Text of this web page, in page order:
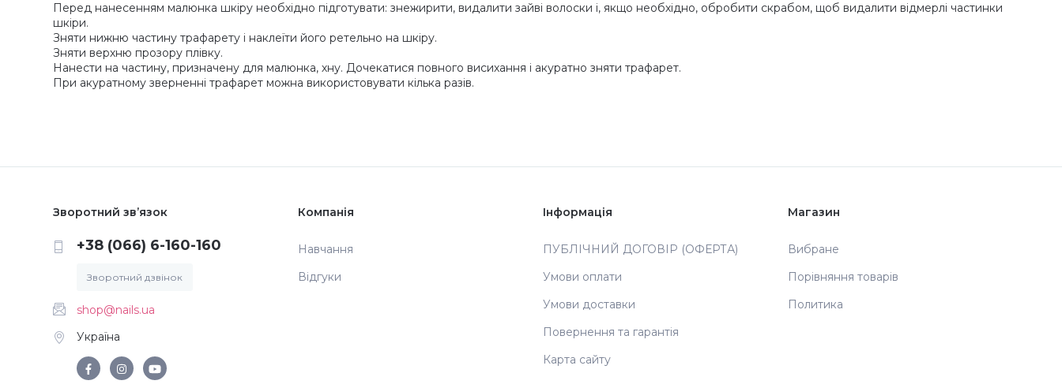
Перед нанесенням малюнка шкіру необхідно підготувати: знежирити, видалити зайві волоски і, якщо необхідно, обробити скрабом, щоб видалити відмерлі частинки
шкіри.
Зняти нижню частину трафарету і наклеїти його ретельно на шкіру.
Зняти верхню прозору плівку.
Нанести на частину, призначену для малюнка, хну. Дочекатися повного висихання і акуратно зняти трафарет.
При акуратному зверненні трафарет можна використовувати кілька разів.
Зворотний зв’язок
+38 (066) 6-160-160
Зворотний дзвінок
shop@nails.ua
Україна
Компанія
Навчання
Відгуки
Інформація
ПУБЛІЧНИЙ ДОГОВІР (ОФЕРТА)
Умови оплати
Умови доставки
Повернення та гарантія
Карта сайту
Магазин
Вибране
Порівняння товарів
Политика